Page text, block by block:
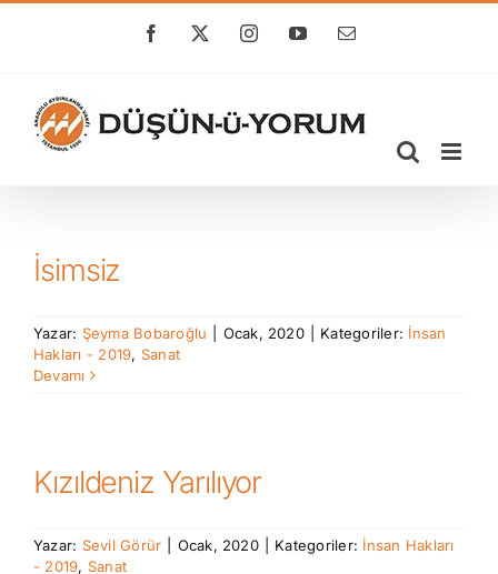
Facebook
X InstagramYouTube
E-
İsimsiz
Yazar: Şeyma Bobaroğlu Ocak, 2020 Kategoriler: İnsan
Hakları - 2019, Sanat
Devamı
Kızıldeniz Yarılıyor
Yazar: Sevil Görür Ocak, 2020 Kategoriler: İnsan Hakları
- 2019, Sanat